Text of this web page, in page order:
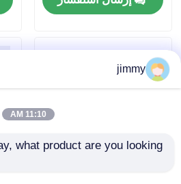
رقابة جودة
اتصل بنا
أخبار
jimmy
11:10 AM
what product are you looking